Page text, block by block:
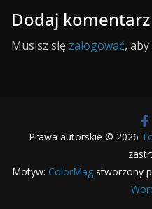
Dodaj komentarz
Musisz się zalogować,
Prawa autorskie © 2026
Motyw: ColorMagstworzony